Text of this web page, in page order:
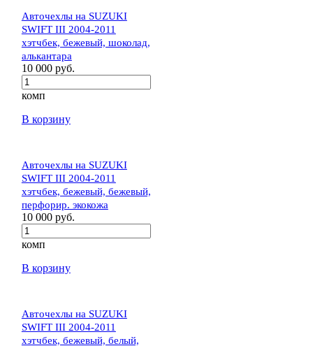
Авточехлы на SUZUKI
SWIFT III 2004-2011
хэтчбек, бежевый, шоколад,
алькантара
10 000 руб.
комп
В корзину
Авточехлы на SUZUKI
SWIFT III 2004-2011
хэтчбек, бежевый, бежевый,
перфорир. экокожа
10 000 руб.
комп
В корзину
Авточехлы на SUZUKI
SWIFT III 2004-2011
хэтчбек, бежевый, белый,